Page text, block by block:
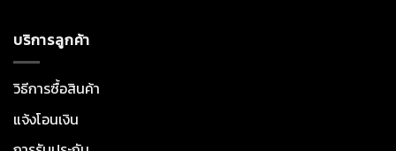
บริการลูกค้า
วิธีการซื้อสินค้า
แจ้งโอนเงิน